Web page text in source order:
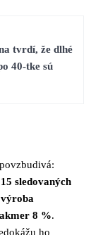
tvrdí, že dlhé
40-tke sú
15 sledovaných
výroba
8 %.
ho